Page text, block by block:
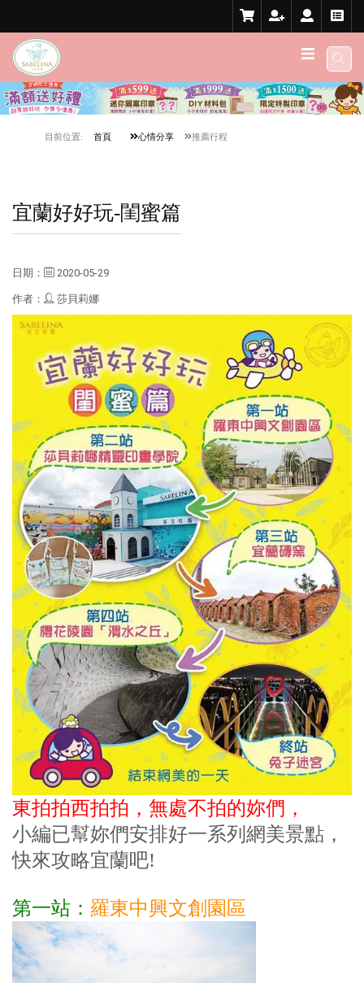
目前位置: 首頁 心情分享 推薦行程
宜蘭好好玩-閨蜜篇
日期： 2020-05-29
作者： 莎貝莉娜
東拍拍西拍拍，無處不拍的妳們，
小編已幫妳們安排好一系列網美景點，
快來攻略宜蘭吧!
第一站： 羅東中興文創園區